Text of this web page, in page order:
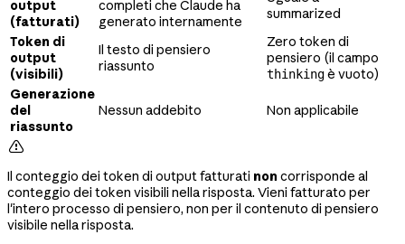
output
(fatturati)
completi che Claude ha
generato internamente
summarized
Token di
output
(visibili)
Il testo di pensiero
riassunto
Zero token di
pensiero (il campo
thinkingè vuoto)
Generazione
del
riassunto
Nessun addebito Non applicabile

Il conteggio dei token di output fatturati non corrisponde al
conteggio dei token visibili nella risposta. Vieni fatturato per
l'intero processo di pensiero, non per il contenuto di pensiero
visibile nella risposta.